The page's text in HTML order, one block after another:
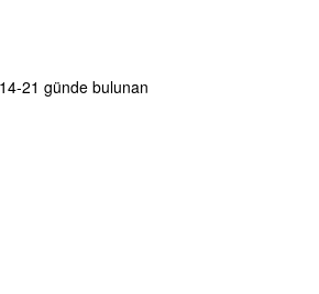
21 günde bulunan